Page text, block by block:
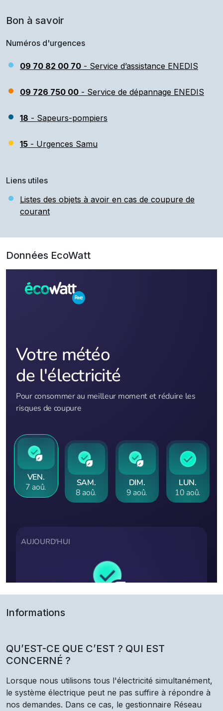
Bon à savoir
Numéros d'urgences
09 70 82 00 70 - Service d’assistance ENEDIS
09 726 750 00 - Service de dépannage ENEDIS
18 - Sapeurs-pompiers
15 - Urgences Samu
Liens utiles
Listes des objets à avoir en cas de coupure de
courant
Données EcoWatt
Informations
QU’EST-CE QUE C’EST ? QUI EST
CONCERNÉ ?
Lorsque nous utilisons tous l'électricité simultanément,
le système électrique peut ne pas suffire à répondre à
nos demandes. Dans ce cas, le gestionnaire Réseau